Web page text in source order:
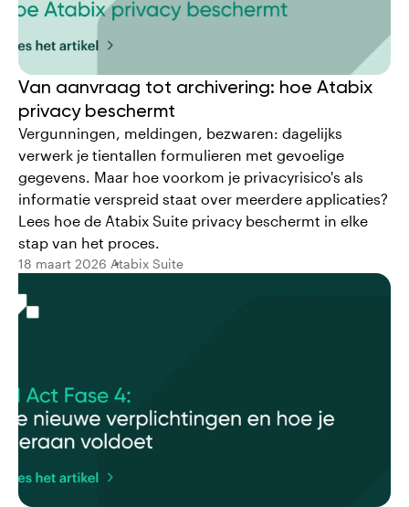
Van aanvraag tot archivering: hoe Atabix
privacy beschermt
Vergunningen, meldingen, bezwaren: dagelijks
verwerk je tientallen formulieren met gevoelige
gegevens. Maar hoe voorkom je privacyrisico's als
informatie verspreid staat over meerdere applicaties?
Lees hoe de Atabix Suite privacy beschermt in elke
stap van het proces.
18 maart 2026 Atabix Suite